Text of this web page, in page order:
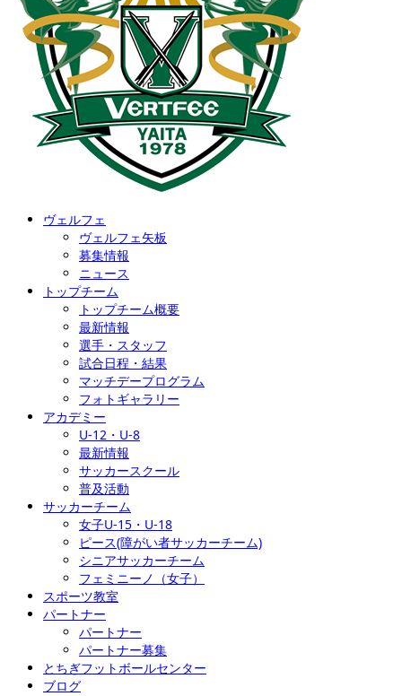
ヴェルフェ
ヴェルフェ矢板
募集情報
ニュース
トップチーム
トップチーム概要
最新情報
選手・スタッフ
試合日程・結果
マッチデープログラム
フォトギャラリー
アカデミー
U-12・U-8
最新情報
サッカースクール
普及活動
サッカーチーム
女子U-15・U-18
ピース(障がい者サッカーチーム)
シニアサッカーチーム
フェミニーノ（女子）
スポーツ教室
パートナー
パートナー
パートナー募集
とちぎフットボールセンター
ブログ